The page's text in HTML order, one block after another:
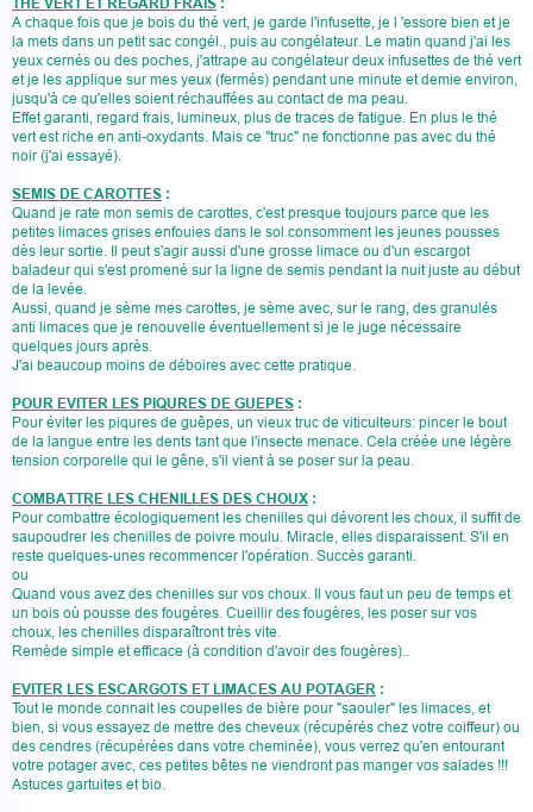
A chaque fois que je bois du thé vert, je garde l'infusette, je l 'essore bien et je
la mets dans un petit sac congél., puis au congélateur. Le matin quand j'ai les
yeux cernés ou des poches, j'attrape au congélateur deux infusettes de thé vert
et je les applique sur mes yeux (fermés) pendant une minute et demie environ,
jusqu'à ce qu'elles soient réchauffées au contact de ma peau.
Effet garanti, regard frais, lumineux, plus de traces de fatigue. En plus le thé
vert est riche en anti-oxydants. Mais ce "truc" ne fonctionne pas avec du thé
noir (j'ai essayé).
SEMIS DE CAROTTES :
Quand je rate mon semis de carottes, c'est presque toujours parce que les
petites limaces grises enfouies dans le sol consomment les jeunes pousses
dès leur sortie. Il peut s'agir aussi d'une grosse limace ou d'un escargot
baladeur qui s'est promené sur la ligne de semis pendant la nuit juste au début
de la levée.
Aussi, quand je sème mes carottes, je sème avec, sur le rang, des granulés
anti limaces que je renouvelle éventuellement si je le juge nécessaire
quelques jours après.
J'ai beaucoup moins de déboires avec cette pratique.
POUR EVITER LES PIQURES DE GUEPES :
Pour éviter les piqures de guêpes, un vieux truc de viticulteurs: pincer le bout
de la langue entre les dents tant que l'insecte menace. Cela créée une légère
tension corporelle qui le gêne, s'il vient à se poser sur la peau.
COMBATTRE LES CHENILLES DES CHOUX :
Pour combattre écologiquement les chenilles qui dévorent les choux, il suffit de
saupoudrer les chenilles de poivre moulu. Miracle, elles disparaissent. S'il en
reste quelques-unes recommencer l'opération. Succès garanti.
ou
Quand vous avez des chenilles sur vos choux. Il vous faut un peu de temps et
un bois où pousse des fougéres. Cueillir des fougères, les poser sur vos
choux, les chenilles disparaîtront très vite.
Remède simple et efficace (à condition d'avoir des fougères)..
EVITER LES ESCARGOTS ET LIMACES AU POTAGER :
Tout le monde connait les coupelles de bière pour "saouler" les limaces, et
bien, si vous essayez de mettre des cheveux (récupérés chez votre coiffeur) ou
des cendres (récupérées dans votre cheminée), vous verrez qu'en entourant
votre potager avec, ces petites bêtes ne viendront pas manger vos salades !!!
Astuces gartuites et bio.